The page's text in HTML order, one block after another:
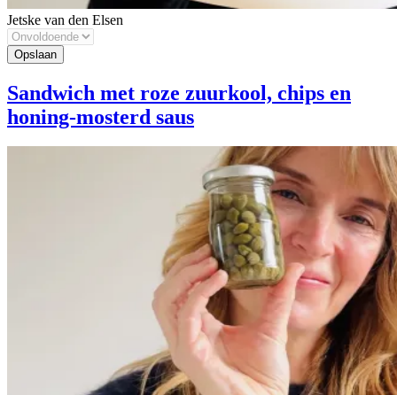
Jetske van den Elsen
Sandwich met roze zuurkool, chips en
honing-mosterd saus